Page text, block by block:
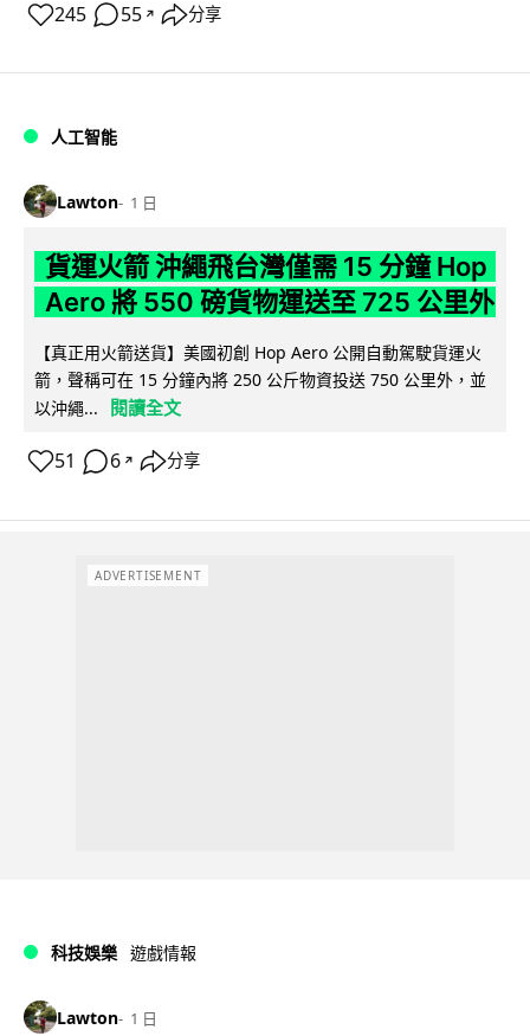
245 55 ↗ 分享
人工智能
Lawton 1 日
貨運火箭 沖繩飛台灣僅需 15 分鐘 Hop
Aero 將 550 磅貨物運送至 725 公里外
【真正用火箭送貨】美國初創 Hop Aero 公開自動駕駛貨運火
箭，聲稱可在 15 分鐘內將 250 公斤物資投送 750 公里外，並
以沖繩...
閱讀全文
51 6 ↗ 分享
ADVERTISEMENT
科技娛樂 遊戲情報
Lawton 1 日